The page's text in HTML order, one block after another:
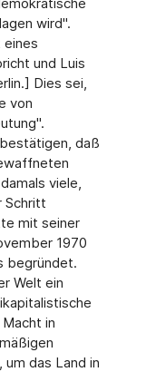
wird".
und Luis
Dies sei,
von
daß
viele,
Schritt
mit seiner
1970
begründet.
Welt ein
in
das Land in